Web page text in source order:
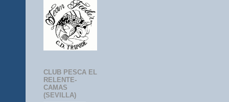
CLUB PESCA EL
RELENTE-
CAMAS
(SEVILLA)